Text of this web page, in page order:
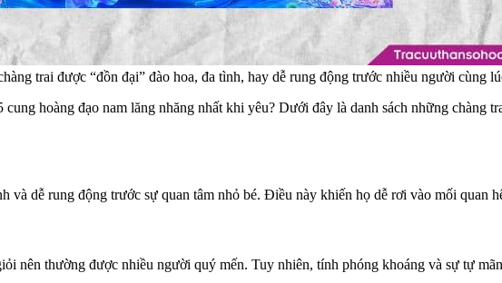
trai được “đồn đại” đào hoa, đa tình, hay dễ rung động trước nhiều người cùng
hoàng đạo nam lăng nhăng nhất khi yêu? Dưới đây là danh sách những
và dễ rung động trước sự quan tâm nhỏ bé. Điều này khiến họ dễ rơi vào mối quan
nên thường được nhiều người quý mến. Tuy nhiên, tính phóng khoáng và sự tự